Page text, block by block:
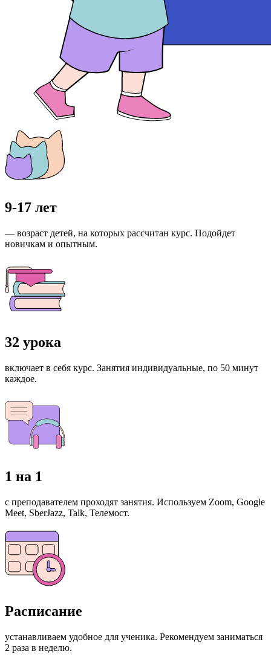
9-17 лет
— возраст детей, на которых рассчитан курс. Подойдет
новичкам и опытным.
32 урока
включает в себя курс. Занятия индивидуальные, по 50 минут
каждое.
1 на 1
с преподавателем проходят занятия. Используем Zoom, Google
Meet, SberJazz, Talk, Телемост.
Расписание
устанавливаем удобное для ученика. Рекомендуем заниматься
2 раза в неделю.